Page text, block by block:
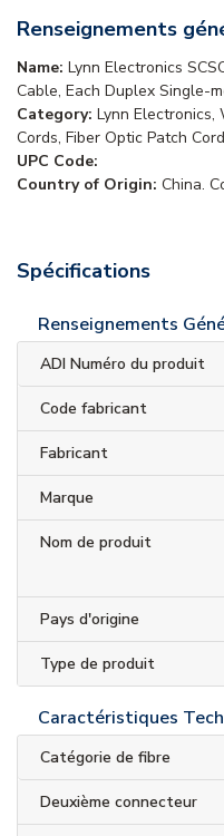
Renseignements
Name: Lynn Electronics
Cable, Each Duplex Single-
Category: Lynn Electronics,
Cords, Fiber Optic Patch
UPC Code:
Country of Origin: China.
Spécifications
Renseignements
ADI Numéro du produit
Code fabricant
Fabricant
Marque
Nom de produit
Pays d'origine
Type de produit
Caractéristiques
Catégorie de fibre
Deuxième connecteur